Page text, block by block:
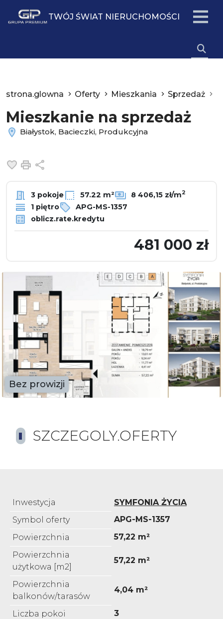
TWÓJ ŚWIAT NIERUCHOMOŚCI
strona.glowna Oferty Mieszkania Sprzedaż
Mieszkanie na sprzedaż
Białystok, Bacieczki, Produkcyjna
Dodaj do ulubionych
Drukuj
3 pokoje 57.22 m² 8 406,15 zł/m2
1 piętro
APG-MS-1357
oblicz.rate.kredytu
481 000 zł
Bez prowizji
SZCZEGOLY.OFERTY
Inwestycja
SYMFONIA ŻYCIA
Symbol oferty
APG-MS-1357
Powierzchnia
57,22 m²
Powierzchnia
użytkowa [m2]
57,22 m²
Powierzchnia
balkonów/tarasów
4,04 m²
Liczba pokoi
3